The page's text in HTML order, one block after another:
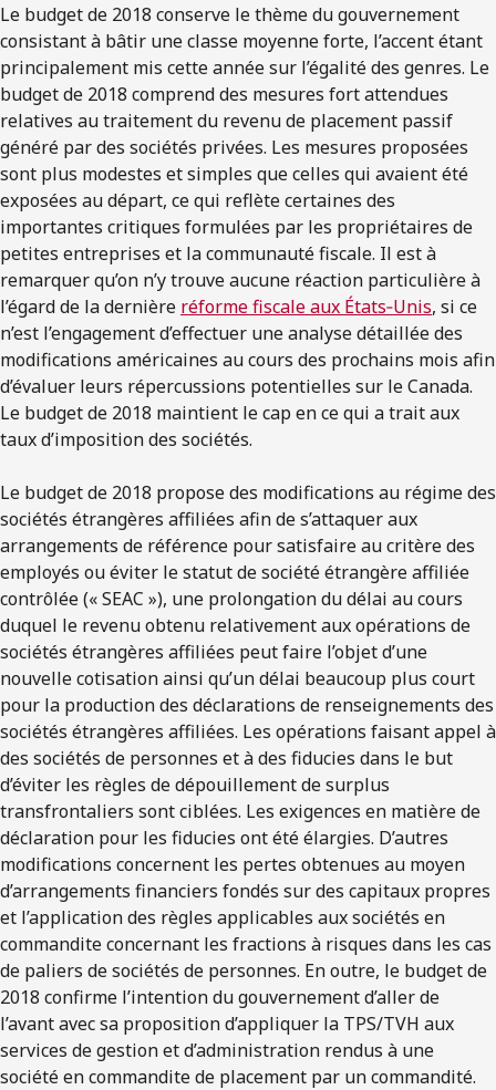
Le budget de 2018 conserve le thème du gouvernement
consistant à bâtir une classe moyenne forte, l’accent étant
principalement mis cette année sur l’égalité des genres. Le
budget de 2018 comprend des mesures fort attendues
relatives au traitement du revenu de placement passif
généré par des sociétés privées. Les mesures proposées
sont plus modestes et simples que celles qui avaient été
exposées au départ, ce qui reflète certaines des
importantes critiques formulées par les propriétaires de
petites entreprises et la communauté fiscale. Il est à
remarquer qu’on n’y trouve aucune réaction particulière à
l’égard de la dernière réforme fiscale aux États‑Unis, si ce
n’est l’engagement d’effectuer une analyse détaillée des
modifications américaines au cours des prochains mois afin
d’évaluer leurs répercussions potentielles sur le Canada.
Le budget de 2018 maintient le cap en ce qui a trait aux
taux d’imposition des sociétés.
Le budget de 2018 propose des modifications au régime des
sociétés étrangères affiliées afin de s’attaquer aux
arrangements de référence pour satisfaire au critère des
employés ou éviter le statut de société étrangère affiliée
contrôlée (« SEAC »), une prolongation du délai au cours
duquel le revenu obtenu relativement aux opérations de
sociétés étrangères affiliées peut faire l’objet d’une
nouvelle cotisation ainsi qu’un délai beaucoup plus court
pour la production des déclarations de renseignements des
sociétés étrangères affiliées. Les opérations faisant appel à
des sociétés de personnes et à des fiducies dans le but
d’éviter les règles de dépouillement de surplus
transfrontaliers sont ciblées. Les exigences en matière de
déclaration pour les fiducies ont été élargies. D’autres
modifications concernent les pertes obtenues au moyen
d’arrangements financiers fondés sur des capitaux propres
et l’application des règles applicables aux sociétés en
commandite concernant les fractions à risques dans les cas
de paliers de sociétés de personnes. En outre, le budget de
2018 confirme l’intention du gouvernement d’aller de
l’avant avec sa proposition d’appliquer la TPS/TVH aux
services de gestion et d’administration rendus à une
société en commandite de placement par un commandité.